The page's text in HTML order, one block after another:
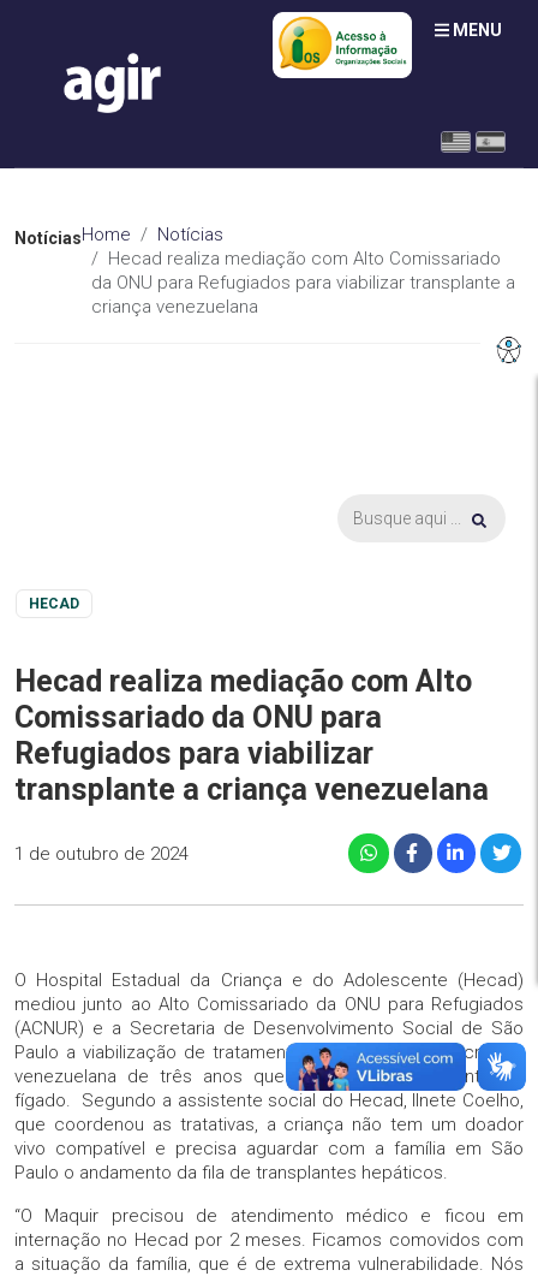
MENU
NotíciasHome
Notícias
Hecad realiza mediação com Alto Comissariado
da ONU para Refugiados para viabilizar transplante a
criança venezuelana
HECAD
Hecad realiza mediação com Alto
Comissariado da ONU para
Refugiados para viabilizar
transplante a criança venezuelana
1 de outubro de 2024
O Hospital Estadual da Criança e do Adolescente (Hecad)
mediou junto ao Alto Comissariado da ONU para Refugiados
(ACNUR) e a Secretaria de Desenvolvimento Social de São
Paulo a viabilização de tratamento médico para uma criança
venezuelana de três anos que precisa de transplante de
fígado. Segundo a assistente social do Hecad, Ilnete Coelho,
que coordenou as tratativas, a criança não tem um doador
vivo compatível e precisa aguardar com a família em São
Paulo o andamento da fila de transplantes hepáticos.
“O Maquir precisou de atendimento médico e ficou em
internação no Hecad por 2 meses. Ficamos comovidos com
a situação da família, que é de extrema vulnerabilidade. Nós